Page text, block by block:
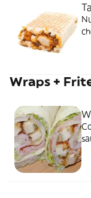
Wraps +